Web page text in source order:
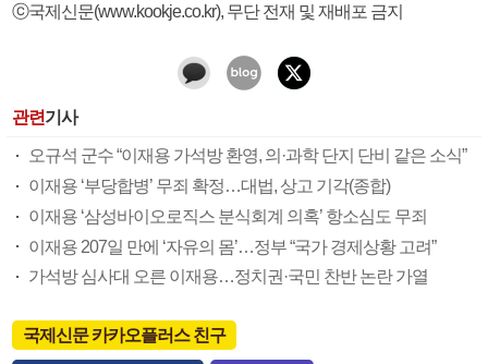
ⓒ국제신문(www.kookje.co.kr), 무단 전재 및 재배포 금지
관련기사
오규석 군수 “이재용 가석방 환영, 의·과학 단지 단비 같은 소식”
이재용 ‘부당합병’ 무죄 확정…대법, 상고 기각(종합)
이재용 ‘삼성바이오로직스 분식회계 의혹’ 항소심도 무죄
이재용 207일 만에 ‘자유의 몸’…정부 “국가 경제상황 고려”
가석방 심사대 오른 이재용…정치권·국민 찬반 논란 가열
국제신문 카카오플러스 친구